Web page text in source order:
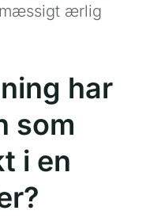
ærlig
har
som
i en